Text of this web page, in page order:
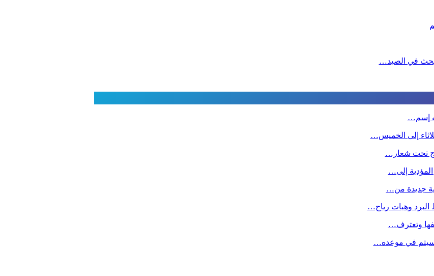
في الصيد…
إسم…
إلى الخميس…
تحت شعار…
المؤدية إلى…
جديدة من…
وهبات رياح…
وتعترف…
سیتم في موعده…